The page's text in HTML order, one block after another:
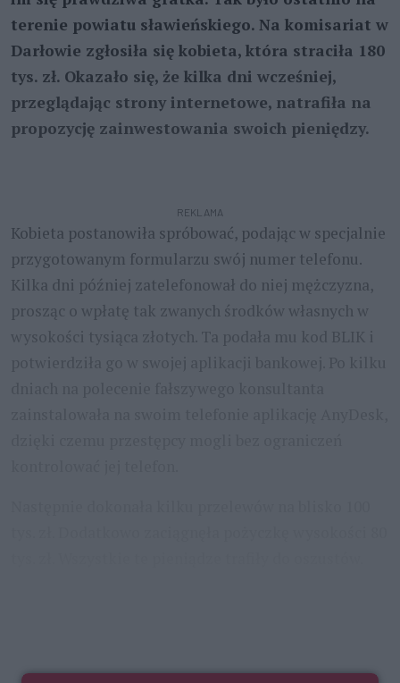
terenie powiatu sławieńskiego. Na komisariat w
Darłowie zgłosiła się kobieta, która straciła 180
tys. zł. Okazało się, że kilka dni wcześniej,
przeglądając strony internetowe, natrafiła na
propozycję zainwestowania swoich pieniędzy.
REKLAMA
Kobieta postanowiła spróbować, podając w specjalnie
przygotowanym formularzu swój numer telefonu.
Kilka dni później zatelefonował do niej mężczyzna,
prosząc o wpłatę tak zwanych środków własnych w
wysokości tysiąca złotych. Ta podała mu kod BLIK i